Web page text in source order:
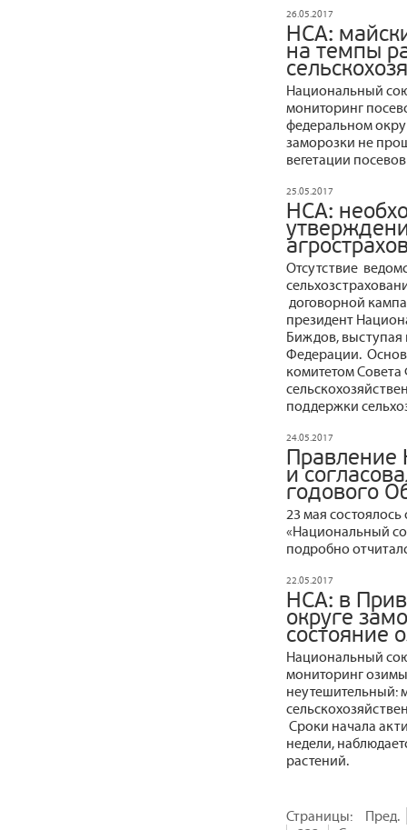
26.05.2017
НСА:
на темпы
Национальный
мониторинг
федеральном
заморозки не
вегетации
25.05.2017
НСА:
Отсутствие
договорной
президент
Биждов, выступая
Федерации.
комитетом
поддержки
24.05.2017
Правление
и
годового
23 мая
«Национальный
подробно
22.05.2017
НСА: в
округе
состояние
Национальный
мониторинг
неутешительный:
Сроки начала
недели,
растений.
Страницы:
Пред.